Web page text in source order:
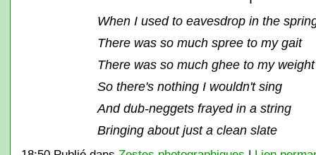
When I used to eavesdrop in the
There was so much spree to my gait
There was so much ghee to my weight
So there's nothing I wouldn't sing
And dub-neggets frayed in a string
Bringing about just a clean slate